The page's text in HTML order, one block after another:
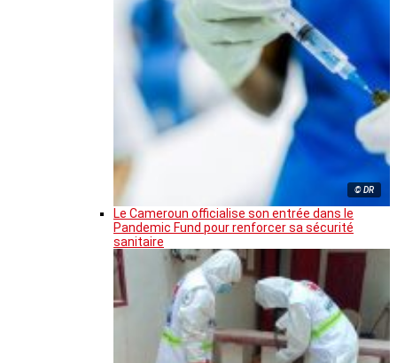
© DR
Le Cameroun officialise son entrée dans le
Pandemic Fund pour renforcer sa sécurité
sanitaire